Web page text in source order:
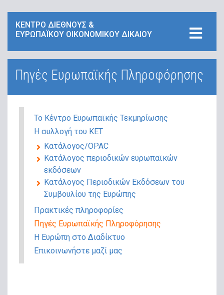
ΚΕΝΤΡΟ ΔΙΕΘΝΟΥΣ &
ΕΥΡΩΠΑΪΚΟΥ ΟΙΚΟΝΟΜΙΚΟΥ ΔΙΚΑΙΟΥ
Πηγές Ευρωπαϊκής Πληροφόρησης
Το Κέντρο Ευρωπαϊκής Τεκμηρίωσης
Η συλλογή του ΚΕΤ
Κατάλογος/ΟPAC
Κατάλογος περιοδικών ευρωπαϊκών
εκδόσεων
Κατάλογος Περιοδικών Εκδόσεων του
Συμβουλίου της Ευρώπης
Πρακτικές πληροφορίες
Πηγές Ευρωπαϊκής Πληροφόρησης
Η Ευρώπη στο Διαδίκτυο
Επικοινωνήστε μαζί μας